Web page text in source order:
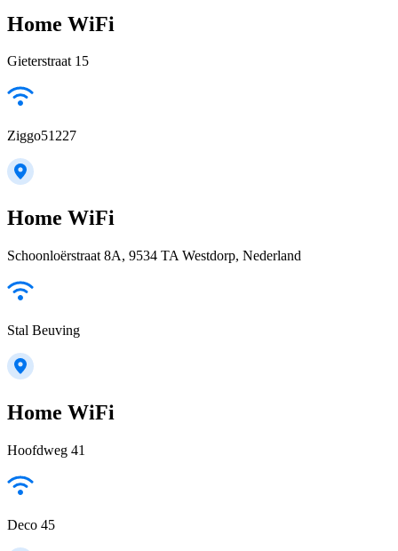
Home WiFi
Gieterstraat 15
Ziggo51227
Home WiFi
Schoonloërstraat 8A, 9534 TA Westdorp, Nederland
Stal Beuving
Home WiFi
Hoofdweg 41
Deco 45